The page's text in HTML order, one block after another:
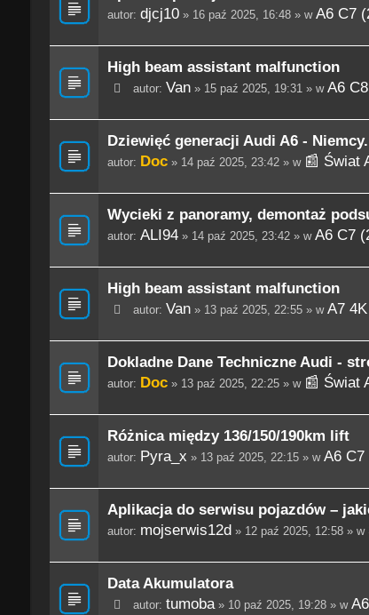
autor: djcj10» 16 paź 2025, 16:48 » w A6 C7
High beam assistant malfunction
autor: Van» 15 paź 2025, 19:31 » w A6
Dziewięć generacji Audi A6 - Niemcy.
autor: Doc» 14 paź 2025, 23:42 » w 📰 Świat
Wycieki z panoramy, demontaż
autor: ALI94» 14 paź 2025, 23:42 » w A6 C7
High beam assistant malfunction
autor: Van» 13 paź 2025, 22:55 » w A7
Dokladne Dane Techniczne Audi -
autor: Doc» 13 paź 2025, 22:25 » w 📰 Świat
Różnica między 136/150/190km lift
autor: Pyra_x » 13 paź 2025, 22:15 » w A6 C7
Aplikacja do serwisu pojazdów –
autor: mojserwis12d » 12 paź 2025, 12:58 » w
Data Akumulatora
autor: tumoba» 10 paź 2025, 19:28 » w